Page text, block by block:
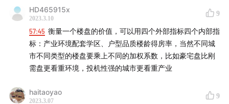
小区分析雷达图
HD465915x
2023.3.10
9
57:45 衡量一个楼盘的价值，可以用四个外部指标四个内部指
标：产业环境配套学区、户型品质楼龄得房率，当然不同城
市不同类型的楼盘要乘上不同的加权系数，比如豪宅盘比刚
需盘更看重环境，投机性强的城市更看重产业
haitaoyao
2023.3.07
9